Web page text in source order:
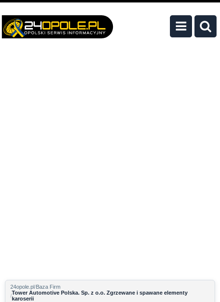
24opole.pl Baza Firm
Tower Automotive Polska. Sp. z o.o. Zgrzewane i spawane elementy
karoserii